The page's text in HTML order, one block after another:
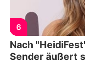
6
Nach
Sender äußert